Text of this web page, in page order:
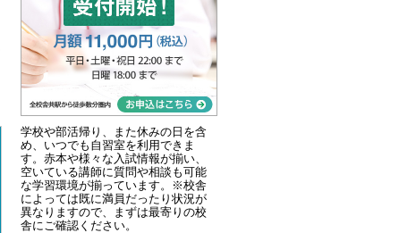
学校や部活帰り、また休みの日を含
め、いつでも自習室を利用できま
す。赤本や様々な入試情報が揃い、
空いている講師に質問や相談も可能
な学習環境が揃っています。※校舎
によっては既に満員だったり状況が
異なりますので、まずは最寄りの校
舎にご確認ください。